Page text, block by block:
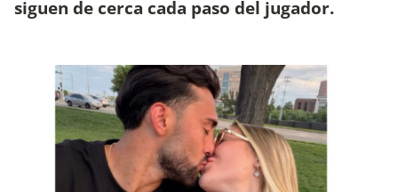
siguen de cerca cada paso del jugador.